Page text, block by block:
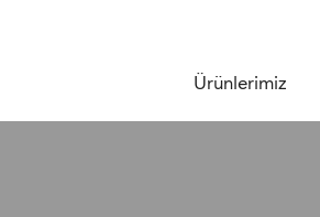
Ürünlerimiz